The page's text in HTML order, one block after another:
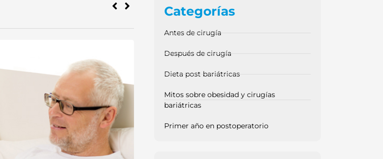
dilatar mi estomago después de la cirugía de Sleeve Gástrico?
Categorías
Antes de cirugía
Después de cirugía
Dieta post bariátricas
Mitos sobre obesidad y cirugías
bariátricas
Primer año en postoperatorio